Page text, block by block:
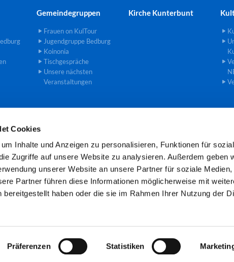
Cookies
Inhalte und Anzeigen zu personalisieren, Funktionen für
Zugriffe auf unsere Website zu analysieren. Außerdem geben
unserer Website an unsere Partner für soziale Medien,
Partner führen diese Informationen möglicherweise mit
bereitgestellt haben oder die sie im Rahmen Ihrer Nutzung der
Präferenzen Statistiken
Gemeindegruppen
Frauen on KulTour
Jugendgruppe Bedburg
Koinonia
Tischgespräche
Unsere nächsten
Veranstaltungen
Kirche Kunterbunt
an der Erft · Gemeindebüro Theodor-Heuss-Str. 8, 50181 Bedburg
Öffnungszeiten: Mo und Mi 8.00 -11.00 Uhr
Kontaktinformationen Cookie-Richtlinie Impressum